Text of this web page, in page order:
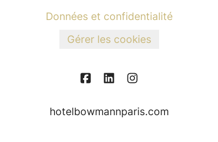
Données et confidentialité
Gérer les cookies
hotelbowmannparis.com